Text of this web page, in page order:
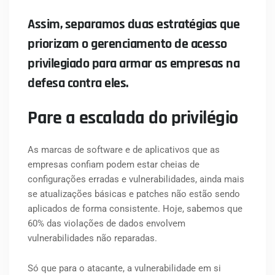
Assim, separamos duas estratégias que
priorizam o gerenciamento de acesso
privilegiado para armar as empresas na
defesa contra eles.
Pare a escalada do privilégio
As marcas de software e de aplicativos que as
empresas confiam podem estar cheias de
configurações erradas e vulnerabilidades, ainda mais
se atualizações básicas e patches não estão sendo
aplicados de forma consistente. Hoje, sabemos que
60% das violações de dados envolvem
vulnerabilidades não reparadas.
Só que para o atacante, a vulnerabilidade em si